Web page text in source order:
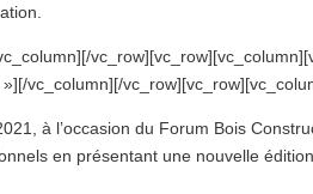
vc_column][/
à l’occasion du Forum Bois
en présentant une nouvelle